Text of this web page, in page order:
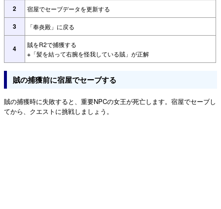
2 宿屋でセーブデータを更新する
3 「奉炎殿」に戻る
4
賊をR2で捕獲する
※「髪を結って右腕を怪我している賊」が正解
賊の捕獲前に宿屋でセーブする
賊の捕獲時に失敗すると、重要NPCの女王が死亡します。宿屋でセーブし
てから、クエストに挑戦しましょう。